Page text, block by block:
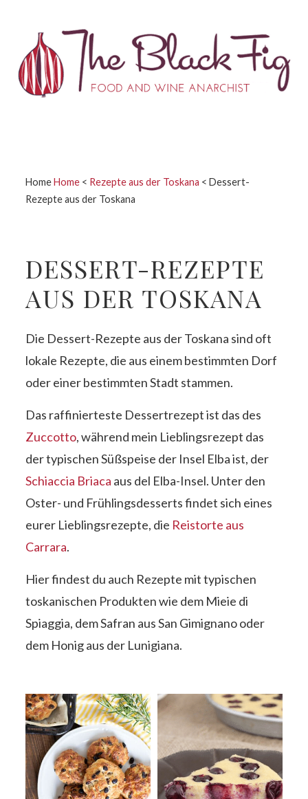
Hauptnavigation
springen
springen
Seitenspalte
springen
Fußzeile
springen
HomeHome < Rezepte aus der Toskana < Dessert-
Rezepte aus der Toskana
DESSERT-REZEPTE
AUS DER TOSKANA
Die Dessert-Rezepte aus der Toskana sind oft
lokale Rezepte, die aus einem bestimmten Dorf
oder einer bestimmten Stadt stammen.
Das raffinierteste Dessertrezept ist das des
Zuccotto, während mein Lieblingsrezept das
der typischen Süßspeise der Insel Elba ist, der
Schiaccia Briaca aus del Elba-Insel. Unter den
Oster- und Frühlingsdesserts findet sich eines
eurer Lieblingsrezepte, die Reistorte aus
Carrara.
Hier findest du auch Rezepte mit typischen
toskanischen Produkten wie dem Mieie di
Spiaggia, dem Safran aus San Gimignano oder
dem Honig aus der Lunigiana.